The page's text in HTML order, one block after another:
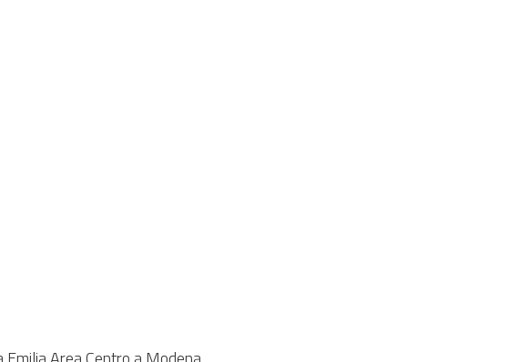
Area Centro a Modena